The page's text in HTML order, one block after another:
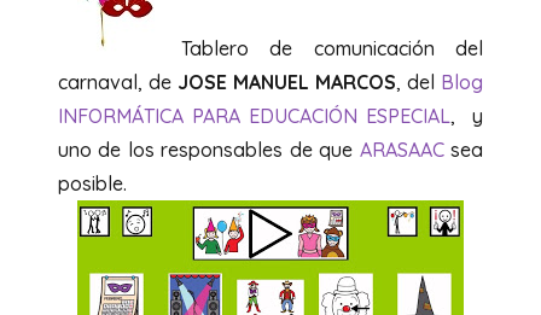
Tablero de comunicación del
carnaval, de JOSE MANUEL MARCOS, del Blog
INFORMÁTICA PARA EDUCACIÓN ESPECIAL, y
uno de los responsables de que ARASAACsea
posible.